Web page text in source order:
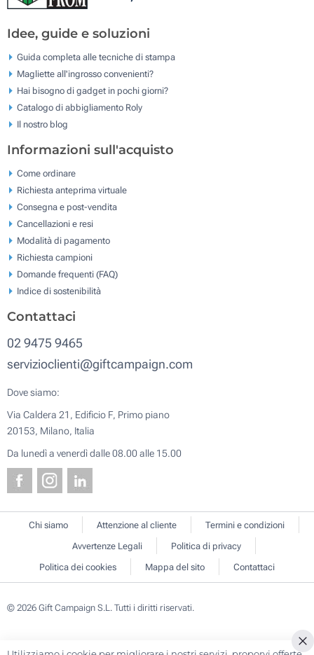
Idee, guide e soluzioni
Guida completa alle tecniche di stampa
Magliette all'ingrosso convenienti?
Hai bisogno di gadget in pochi giorni?
Catalogo di abbigliamento Roly
Il nostro blog
Informazioni sull'acquisto
Come ordinare
Richiesta anteprima virtuale
Consegna e post-vendita
Cancellazioni e resi
Modalità di pagamento
Richiesta campioni
Domande frequenti (FAQ)
Indice di sostenibilità
Contattaci
02 9475 9465
servizioclienti@giftcampaign.com
Dove siamo:
Via Caldera 21, Edificio F, Primo piano
20153, Milano, Italia
Da lunedì a venerdì dalle 08.00 alle 15.00
Chi siamo Attenzione al cliente
Termini e condizioni
Avvertenze Legali
Politica di privacy
Politica dei cookies
Mappa del sito Contattaci
© 2026 Gift Campaign S.L. Tutti i diritti riservati.